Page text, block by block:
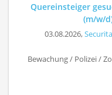
Quereinsteiger
(m/w/
03.08.2026,
Bewachung / Polizei /